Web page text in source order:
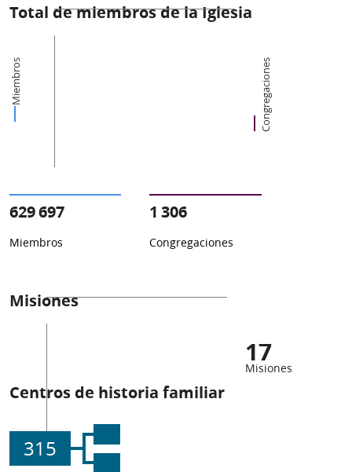
Total de miembros de la Iglesia
Miembros Congregaciones
629 697
Miembros
1 306
Congregaciones
Misiones
17
Misiones
Centros de historia familiar
315